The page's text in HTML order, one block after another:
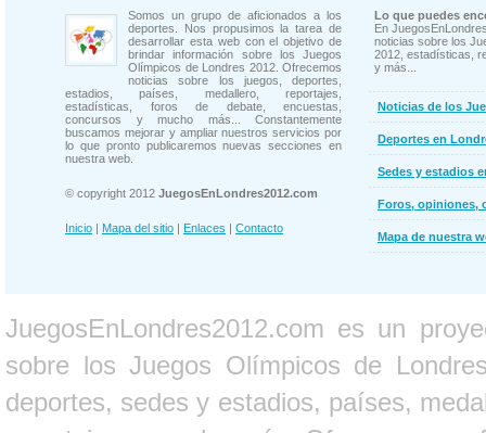
Somos un grupo de aficionados a los
deportes. Nos propusimos la tarea de
desarrollar esta web con el objetivo de
brindar información sobre los Juegos
Olímpicos de Londres 2012. Ofrecemos
noticias sobre los juegos, deportes,
estadios, países, medallero, reportajes,
estadísticas, foros de debate, encuestas,
concursos y mucho más... Constantemente
buscamos mejorar y ampliar nuestros servicios por
lo que pronto publicaremos nuevas secciones en
nuestra web.
© copyright 2012 JuegosEnLondres2012.com
Inicio | Mapa del sitio | Enlaces | Contacto
Lo que puedes
En
noticias sobre los
2012, estadísticas,
y más...
Noticias de los
Deportes en
Sedes y estadios
Foros, opiniones,
Mapa de nuestra
JuegosEnLondres2012.com es un
sobre los Juegos Olímpicos de
deportes, sedes y estadios, países,